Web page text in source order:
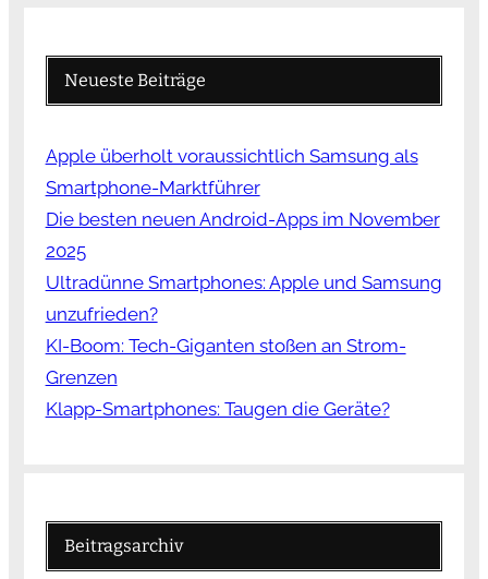
Neueste Beiträge
Apple überholt voraussichtlich Samsung als
Smartphone-Marktführer
Die besten neuen Android-Apps im November
2025
Ultradünne Smartphones: Apple und Samsung
unzufrieden?
KI-Boom: Tech-Giganten stoßen an Strom-
Grenzen
Klapp-Smartphones: Taugen die Geräte?
Beitragsarchiv